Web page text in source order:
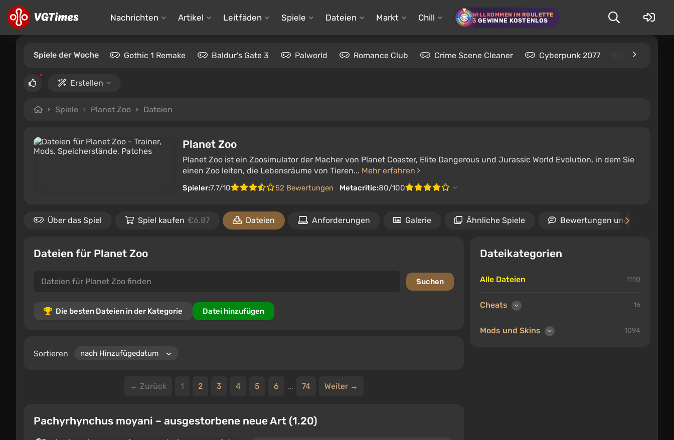
Nachrichten Artikel Leitfäden Spiele Dateien Markt Chill WILLKOMMEN IM ROULETTE
3 GEWINNE KOSTENLOS
Spiele der Woche Gothic 1 Remake Baldur's Gate 3 Palworld Romance Club Crime Scene Cleaner Cyberpunk 2077 Kingdom
Erstellen
Spiele Planet Zoo Dateien
Planet Zoo
Planet Zoo ist ein Zoosimulator der Macher von Planet Coaster, Elite Dangerous und Jurassic World Evolution, in dem Sie
einen Zoo leiten, die Lebensräume von Tieren... Mehr erfahren
Spieler:7.7/10 52 Bewertungen Metacritic:80/100
Über das Spiel Spiel kaufen €6.87 Dateien Anforderungen Galerie Ähnliche Spiele Bewertungen und
Dateien für Planet Zoo
Die besten Dateien in der Kategorie Datei hinzufügen
Sortieren
← Zurück 1 2 3 4 5 6 ... 74 Weiter →
Pachyrhynchus moyani – ausgestorbene neue Art (1.20)
Dateikategorien
Alle Dateien 1110
Cheats 16
Mods und Skins 1094